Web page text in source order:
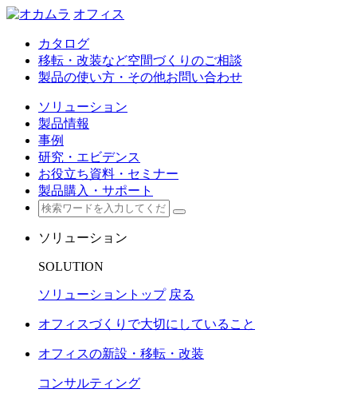
オフィス
カタログ
移転・改装など空間づくりのご相談
製品の使い方・その他お問い合わせ
ソリューション
製品情報
事例
研究・エビデンス
お役立ち資料・セミナー
製品購入・サポート
ソリューション
SOLUTION
ソリューショントップ 戻る
オフィスづくりで大切にしていること
オフィスの新設・移転・改装
コンサルティング